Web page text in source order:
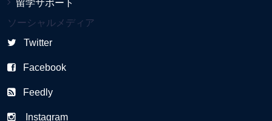
留学サポート
ソーシャルメディア
Twitter
Facebook
Feedly
Instagram